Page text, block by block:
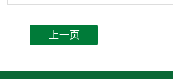
上一页